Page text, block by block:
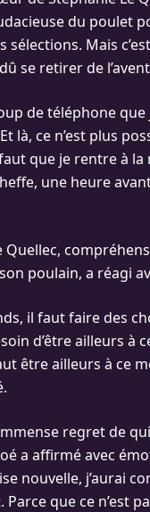
du poulet
sélections. Mais
se retirer de
de téléphone
là, ce n’est plus
que je rentre à la
une heure
Quellec,
poulain, a réagi
il faut faire des
d’être ailleurs à
être ailleurs à ce
regret de
a affirmé avec
nouvelle, j’aurai
que ce n’est